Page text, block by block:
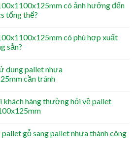
có ảnh hưởng đến
tổng thể?
có phù hợp xuất
sản?
dụng pallet nhựa
cần tránh
khách hàng thường hỏi về pallet
gỗ sang pallet nhựa thành công